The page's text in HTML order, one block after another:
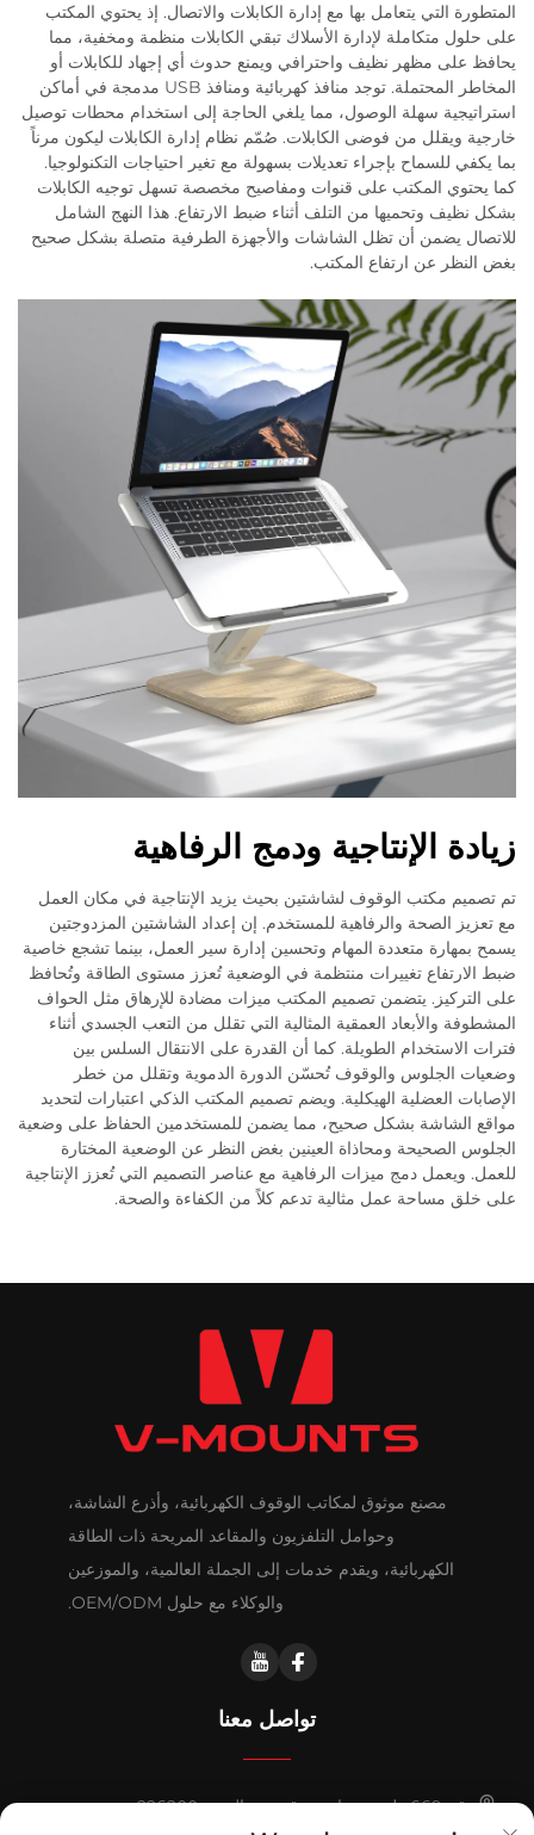
المتطورة التي يتعامل بها مع إدارة الكابلات والاتصال. إذ يحتوي المكتب
على حلول متكاملة لإدارة الأسلاك تبقي الكابلات منظمة ومخفية، مما
يحافظ على مظهر نظيف واحترافي ويمنع حدوث أي إجهاد للكابلات أو
المخاطر المحتملة. توجد منافذ كهربائية ومنافذ USB مدمجة في أماكن
استراتيجية سهلة الوصول، مما يلغي الحاجة إلى استخدام محطات توصيل
خارجية ويقلل من فوضى الكابلات. صُمّم نظام إدارة الكابلات ليكون مرناً
بما يكفي للسماح بإجراء تعديلات بسهولة مع تغير احتياجات التكنولوجيا.
كما يحتوي المكتب على قنوات ومفاصيح مخصصة تسهل توجيه الكابلات
بشكل نظيف وتحميها من التلف أثناء ضبط الارتفاع. هذا النهج الشامل
للاتصال يضمن أن تظل الشاشات والأجهزة الطرفية متصلة بشكل صحيح
بغض النظر عن ارتفاع المكتب.
زيادة الإنتاجية ودمج الرفاهية
تم تصميم مكتب الوقوف لشاشتين بحيث يزيد الإنتاجية في مكان العمل
مع تعزيز الصحة والرفاهية للمستخدم. إن إعداد الشاشتين المزدوجتين
يسمح بمهارة متعددة المهام وتحسين إدارة سير العمل، بينما تشجع خاصية
ضبط الارتفاع تغييرات منتظمة في الوضعية تُعزز مستوى الطاقة وتُحافظ
على التركيز. يتضمن تصميم المكتب ميزات مضادة للإرهاق مثل الحواف
المشطوفة والأبعاد العمقية المثالية التي تقلل من التعب الجسدي أثناء
فترات الاستخدام الطويلة. كما أن القدرة على الانتقال السلس بين
وضعيات الجلوس والوقوف تُحسّن الدورة الدموية وتقلل من خطر
الإصابات العضلية الهيكلية. ويضم تصميم المكتب الذكي اعتبارات لتحديد
مواقع الشاشة بشكل صحيح، مما يضمن للمستخدمين الحفاظ على وضعية
الجلوس الصحيحة ومحاذاة العينين بغض النظر عن الوضعية المختارة
للعمل. ويعمل دمج ميزات الرفاهية مع عناصر التصميم التي تُعزز الإنتاجية
على خلق مساحة عمل مثالية تدعم كلاً من الكفاءة والصحة.
مصنع موثوق لمكاتب الوقوف الكهربائية، وأذرع الشاشة،
وحوامل التلفزيون والمقاعد المريحة ذات الطاقة
الكهربائية، ويقدم خدمات إلى الجملة العالمية، والموزعين
والوكلاء مع حلول OEM/ODM.
تواصل معنا
رقم 669 طريق هواشي، قيدونغ، الصين 226200